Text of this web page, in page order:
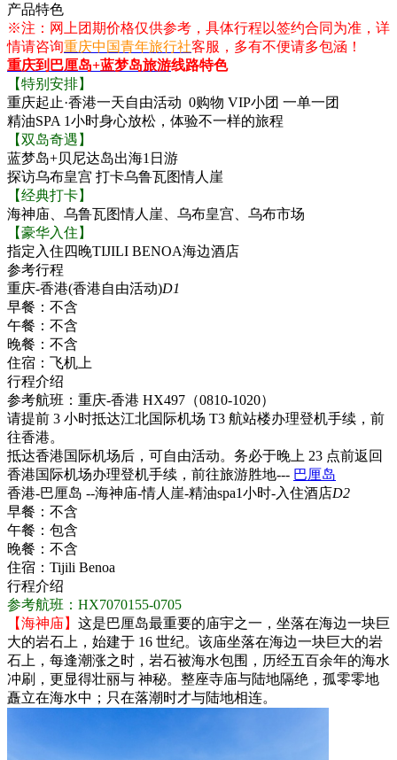
产品特色
※注：网上团期价格仅供参考，具体行程以签约合同为准，详
情请咨询重庆中国青年旅行社客服，多有不便请多包涵！
重庆到巴厘岛+蓝梦岛旅游线路特色
【特别安排】
重庆起止·香港一天自由活动 0购物 VIP小团 一单一团
精油SPA 1小时身心放松，体验不一样的旅程
【双岛奇遇】
蓝梦岛+贝尼达岛出海1日游
探访乌布皇宫 打卡乌鲁瓦图情人崖
【经典打卡】
海神庙、乌鲁瓦图情人崖、乌布皇宫、乌布市场
【豪华入住】
指定入住四晚TIJILI BENOA海边酒店
参考行程
重庆-香港(香港自由活动)D1
早餐： 不含
午餐： 不含
晚餐： 不含
住宿： 飞机上
行程介绍
参考航班：重庆-香港 HX497（0810-1020）
请提前 3 小时抵达江北国际机场 T3 航站楼办理登机手续，前
往香港。
抵达香港国际机场后，可自由活动。务必于晚上 23 点前返回
香港国际机场办理登机手续，前往旅游胜地--- 巴厘岛
香港-巴厘岛 --海神庙-情人崖-精油spa1小时-入住酒店D2
早餐： 不含
午餐： 包含
晚餐： 不含
住宿： Tijili Benoa
行程介绍
参考航班：HX7070155-0705
【海神庙】 这是巴厘岛最重要的庙宇之一，坐落在海边一块巨
大的岩石上，始建于 16 世纪。该庙坐落在海边一块巨大的岩
石上，每逢潮涨之时，岩石被海水包围，历经五百余年的海水
冲刷，更显得壮丽与 神秘。整座寺庙与陆地隔绝，孤零零地
矗立在海水中；只在落潮时才与陆地相连。